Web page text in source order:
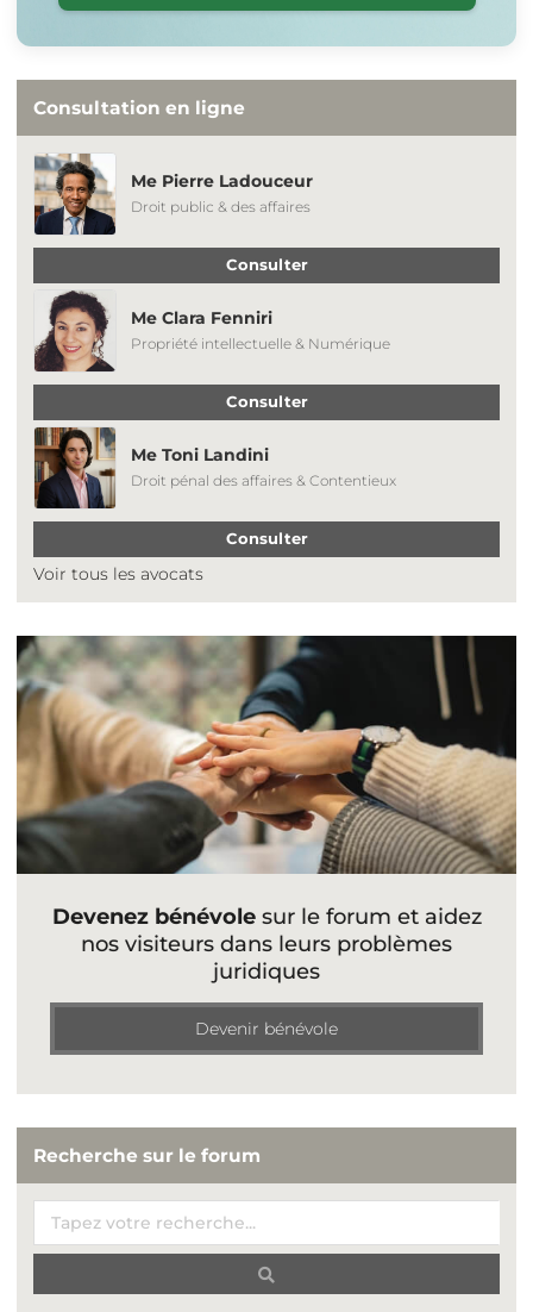
Consultation en ligne
Me Pierre Ladouceur
Droit public & des affaires
Consulter
Me Clara Fenniri
Propriété intellectuelle & Numérique
Consulter
Me Toni Landini
Droit pénal des affaires & Contentieux
Consulter
Voir tous les avocats
Devenez bénévolesur le forum et aidez
nos visiteurs dans leurs problèmes
juridiques
Devenir bénévole
Recherche sur le forum